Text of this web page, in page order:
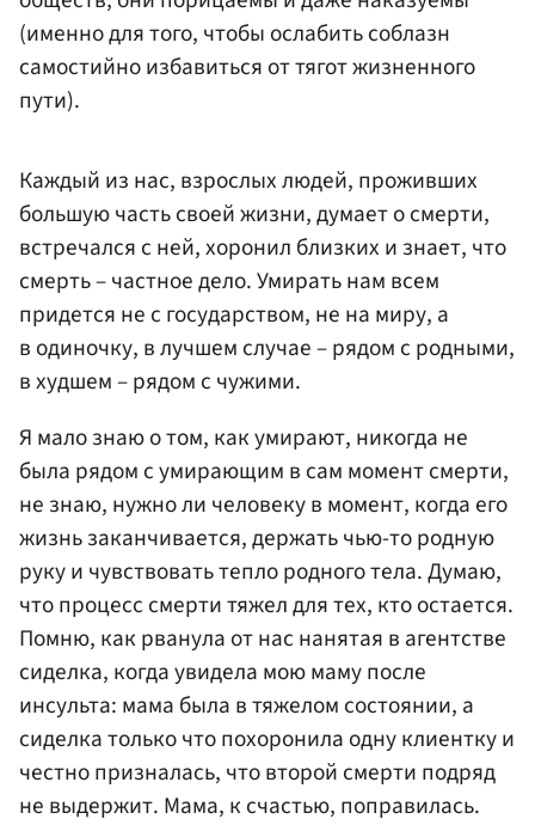
(именно для того, чтобы ослабить соблазн
самостийно избавиться от тягот жизненного
пути).
Каждый из нас, взрослых людей, проживших
большую часть своей жизни, думает о смерти,
встречался с ней, хоронил близких и знает, что
смерть – частное дело. Умирать нам всем
придется не с государством, не на миру, а
в одиночку, в лучшем случае – рядом с родными,
в худшем – рядом с чужими.
Я мало знаю о том, как умирают, никогда не
была рядом с умирающим в сам момент смерти,
не знаю, нужно ли человеку в момент, когда его
жизнь заканчивается, держать чью-то родную
руку и чувствовать тепло родного тела. Думаю,
что процесс смерти тяжел для тех, кто остается.
Помню, как рванула от нас нанятая в агентстве
сиделка, когда увидела мою маму после
инсульта: мама была в тяжелом состоянии, а
сиделка только что похоронила одну клиентку и
честно призналась, что второй смерти подряд
не выдержит. Мама, к счастью, поправилась.